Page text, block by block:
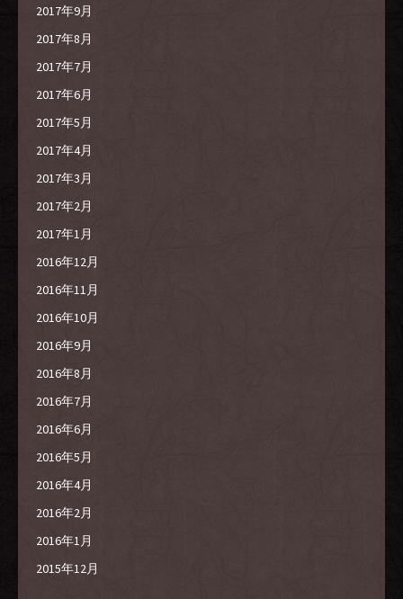
2017年9月
2017年8月
2017年7月
2017年6月
2017年5月
2017年4月
2017年3月
2017年2月
2017年1月
2016年12月
2016年11月
2016年10月
2016年9月
2016年8月
2016年7月
2016年6月
2016年5月
2016年4月
2016年2月
2016年1月
2015年12月